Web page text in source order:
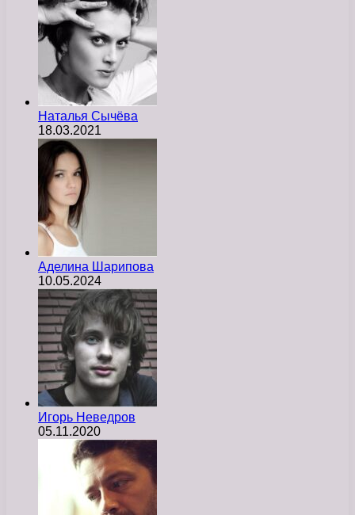
Наталья Сычёва
18.03.2021
Аделина Шарипова
10.05.2024
Игорь Неведров
05.11.2020